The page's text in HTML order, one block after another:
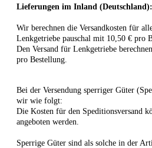
Lieferungen im Inland (Deutschland):
Wir berechnen die Versandkosten für
Lenkgetriebe pauschal mit 10,50 € pro
Den Versand für Lenkgetriebe
pro Bestellung.
Bei der Versendung sperriger Güter
wir wie folgt:
Die Kosten für den Speditionsversand
angeboten werden.
Sperrige Güter sind als solche in der